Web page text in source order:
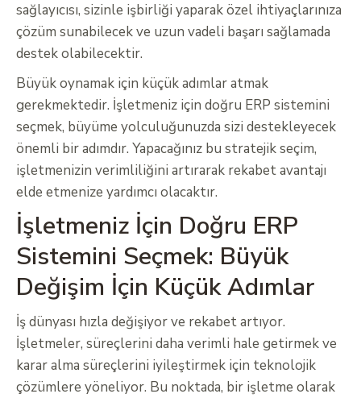
sağlayıcısı, sizinle işbirliği yaparak özel ihtiyaçlarınıza
çözüm sunabilecek ve uzun vadeli başarı sağlamada
destek olabilecektir.
Büyük oynamak için küçük adımlar atmak
gerekmektedir. İşletmeniz için doğru ERP sistemini
seçmek, büyüme yolculuğunuzda sizi destekleyecek
önemli bir adımdır. Yapacağınız bu stratejik seçim,
işletmenizin verimliliğini artırarak rekabet avantajı
elde etmenize yardımcı olacaktır.
İşletmeniz İçin Doğru ERP
Sistemini Seçmek: Büyük
Değişim İçin Küçük Adımlar
İş dünyası hızla değişiyor ve rekabet artıyor.
İşletmeler, süreçlerini daha verimli hale getirmek ve
karar alma süreçlerini iyileştirmek için teknolojik
çözümlere yöneliyor. Bu noktada, bir işletme olarak